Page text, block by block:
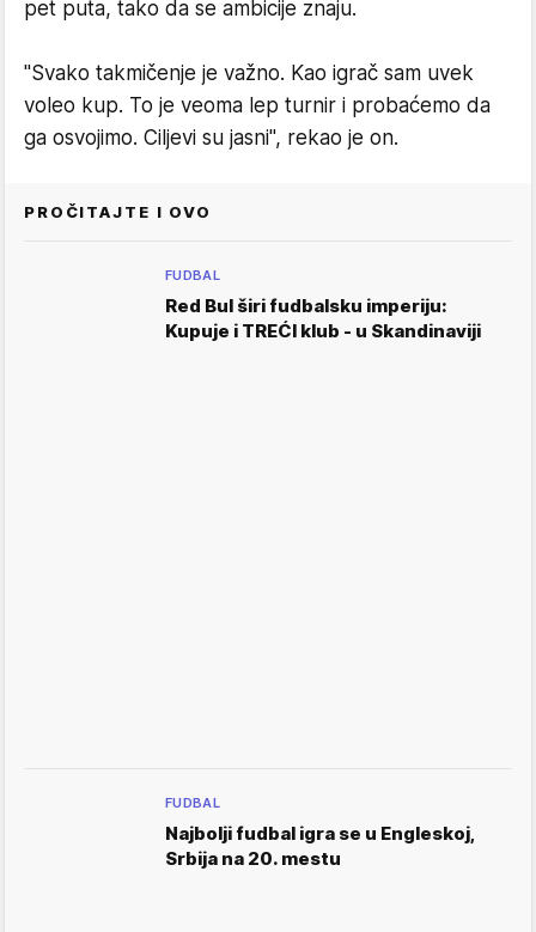
pet puta, tako da se ambicije znaju.
"Svako takmičenje je važno. Kao igrač sam uvek
voleo kup. To je veoma lep turnir i probaćemo da
ga osvojimo. Ciljevi su jasni", rekao je on.
PROČITAJTE I OVO
FUDBAL
Red Bul širi fudbalsku imperiju:
Kupuje i TREĆI klub - u Skandinaviji
FUDBAL
Najbolji fudbal igra se u Engleskoj,
Srbija na 20. mestu